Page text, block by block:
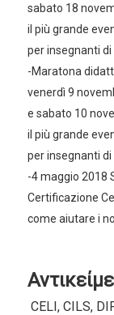
sabato 18
il più grande
per insegnanti
-Maratona
venerdì 9
e sabato 10
il più grande
per insegnanti
-4 maggio 2018
Certificazione
come aiutare i
CELI, CILS,